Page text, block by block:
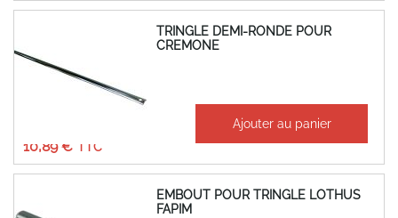
TRINGLE DEMI-RONDE POUR
CREMONE
10,89 €
Ajouter au panier
EMBOUT POUR TRINGLE LOTHUS
FAPIM